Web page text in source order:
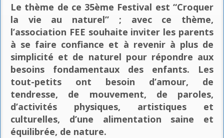
Le thème de ce 35ème Festival est “Croquer
la vie au naturel” ; avec ce thème,
l’association FEE souhaite inviter les parents
à se faire confiance et à revenir à plus de
simplicité et de naturel pour répondre aux
besoins fondamentaux des enfants. Les
tout-petits ont besoin d’amour, de
tendresse, de mouvement, de paroles,
d’activités physiques, artistiques et
culturelles, d’une alimentation saine et
équilibrée, de nature.